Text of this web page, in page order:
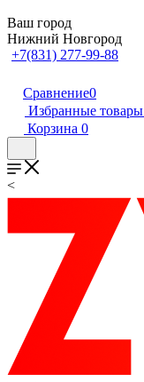
Ваш город
Нижний Новгород
+7(831) 277-99-88
Сравнение0
Избранные товары
Корзина 0
<